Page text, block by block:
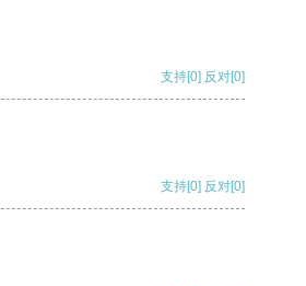
支持[0] 反对[0]
支持[0] 反对[0]